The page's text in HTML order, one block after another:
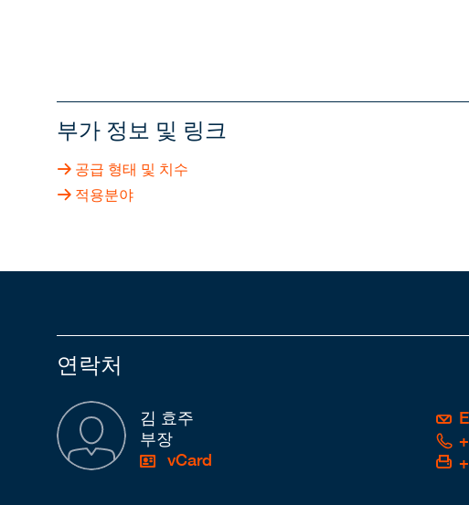
부가 정보 및 링크
공급 형태 및 치수
적용분야
연락처
김 효주
부장
vCard